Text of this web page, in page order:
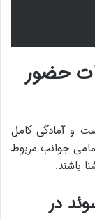
حضور
و آمادگی کامل
جوانب مربوط
باشند.
در